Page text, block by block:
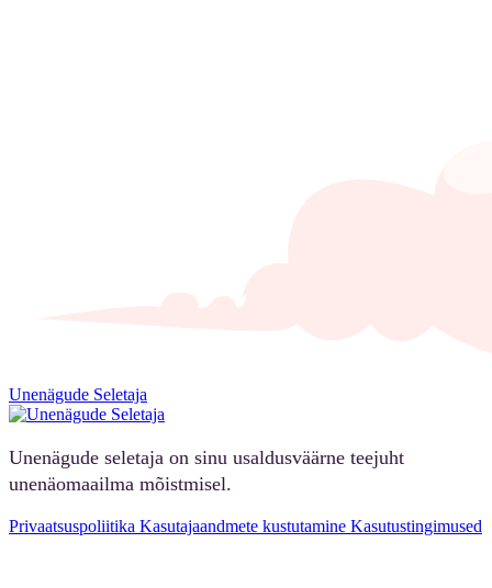
Unenägude Seletaja
Unenägude seletaja on sinu usaldusväärne teejuht
unenäomaailma mõistmisel.
Privaatsuspoliitika Kasutajaandmete kustutamine Kasutustingimused